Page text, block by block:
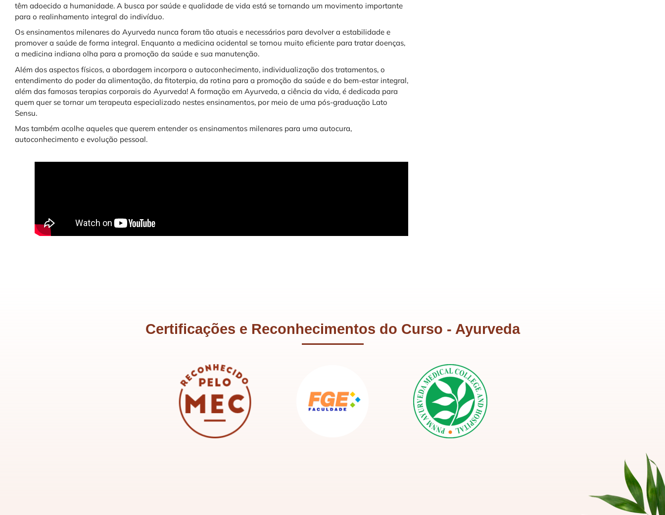
têm adoecido a humanidade. A busca por saúde e qualidade de vida está se tornando um movimento importante
para o realinhamento integral do indivíduo.
Os ensinamentos milenares do Ayurveda nunca foram tão atuais e necessários para devolver a estabilidade e
promover a saúde de forma integral. Enquanto a medicina ocidental se tornou muito eficiente para tratar doenças,
a medicina indiana olha para a promoção da saúde e sua manutenção.
Além dos aspectos físicos, a abordagem incorpora o autoconhecimento, individualização dos tratamentos, o
entendimento do poder da alimentação, da fitoterpia, da rotina para a promoção da saúde e do bem-estar integral,
além das famosas terapias corporais do Ayurveda! A formação em Ayurveda, a ciência da vida, é dedicada para
quem quer se tornar um terapeuta especializado nestes ensinamentos, por meio de uma pós-graduação Lato
Sensu.
Mas também acolhe aqueles que querem entender os ensinamentos milenares para uma autocura,
autoconhecimento e evolução pessoal.
Certificações e Reconhecimentos do Curso - Ayurveda